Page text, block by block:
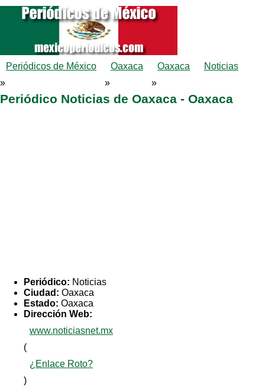
Periódicos de México
»
Oaxaca
»
Oaxaca
»
Noticias
Periódico Noticias de Oaxaca - Oaxaca
Periódico: Noticias
Ciudad: Oaxaca
Estado: Oaxaca
Dirección Web:
www.noticiasnet.mx
(
¿Enlace Roto?
)